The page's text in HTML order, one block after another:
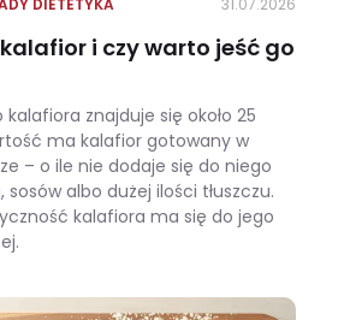
i czy warto jeść go
kalafiora znajduje się około 25
ma kalafior gotowany w
– o ile nie dodaje się do niego
sosów albo dużej ilości tłuszczu.
kalafiora ma się do jego